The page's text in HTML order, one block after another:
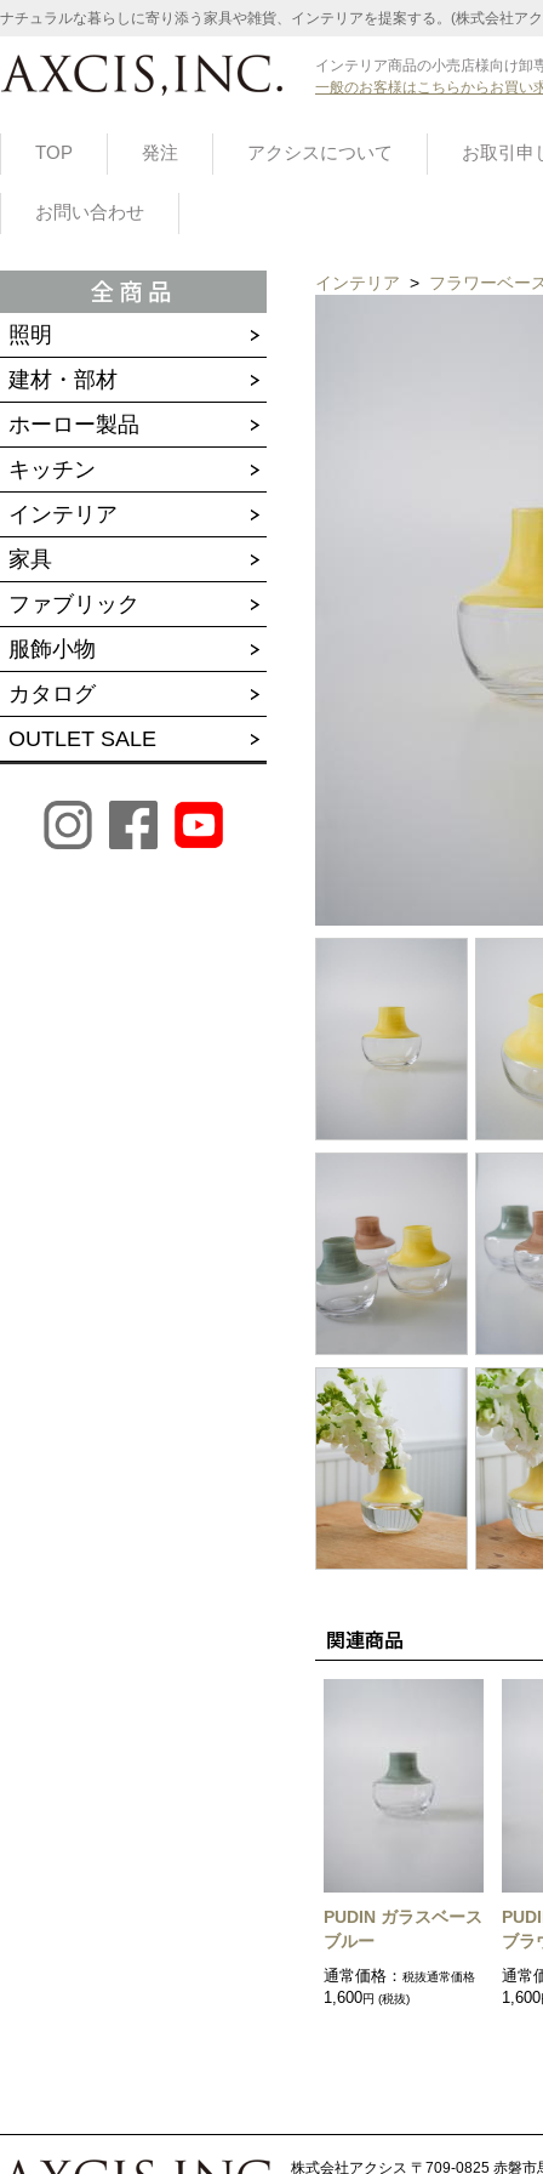
ナチュラルな暮らしに寄り添う家具や雑貨、インテリアを提案する。(株式会社ア
インテリア商品の小売店様向け卸
一般のお客様はこちらからお買い
TOP 発注 アクシスについて お取引申
お問い合わせ
照明
建材・部材
ホーロー製品
キッチン
インテリア
家具
ファブリック
服飾小物
カタログ
OUTLET SALE
インテリア > フラワーベー
PUDIN ガラスベース
ブルー
通常価格： 税抜通常価格
1,600円 (税抜)
ブラ
通常
1,600
株式会社アクシス 〒709-0825 赤磐市